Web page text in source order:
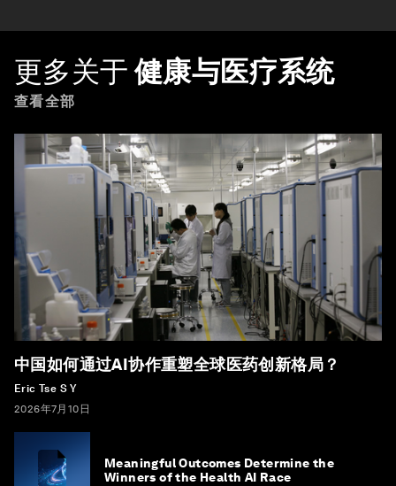
更多关于 健康与医疗系统
查看全部
中国如何通过AI协作重塑全球医药创新格局？
Eric Tse S Y
2026年7月10日
Meaningful Outcomes Determine the
Winners of the Health AI Race